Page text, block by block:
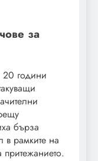
за
години
бърза
в рамките на
притежанието.